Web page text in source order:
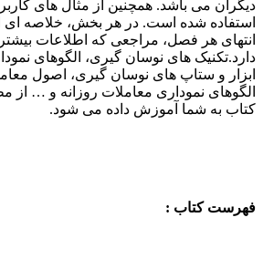
دیگران می باشد. همچنین از مثال های
استفاده شده است. در هر بخش، خلاصه ای
انتهای هر فصل، مراجعی که اطلاعات
دارد.تکنیک های نوسان گیری، الگوهای
ابزار و ستاپ های نوسان گیری، اصول
الگوهای نموداری معاملات روزانه و … از
کتاب به شما آموزش داده می شود.
فهرست کتاب :